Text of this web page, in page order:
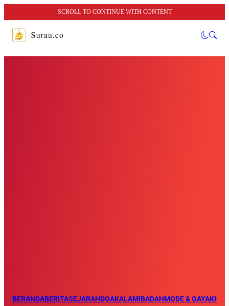
SCROLL TO CONTINUE WITH CONTENT
BERANDABERITASEJARAHDOAKALAMIBADAHMODE & GAYA